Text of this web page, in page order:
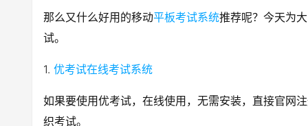
那么又什么好用的移动平板考试系统推荐呢？今天为
试。
1. 优考试在线考试系统
如果要使用优考试，在线使用，无需安装，直接官网
织考试。